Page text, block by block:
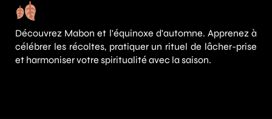
Découvrez Mabon et l'équinoxe d'automne. Apprenez à
célébrer les récoltes, pratiquer un rituel de lâcher-prise
et harmoniser votre spiritualité avec la saison.